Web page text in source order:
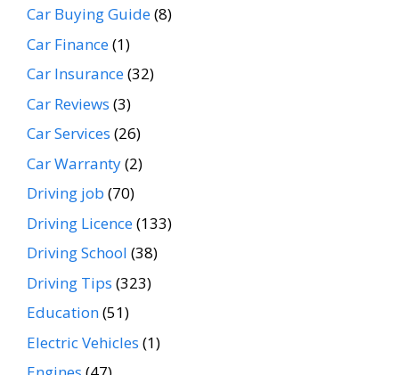
Car Buying Guide(8)
Car Finance(1)
Car Insurance(32)
Car Reviews (3)
Car Services (26)
Car Warranty(2)
Driving job (70)
Driving Licence(133)
Driving School (38)
Driving Tips (323)
Education(51)
Electric Vehicles (1)